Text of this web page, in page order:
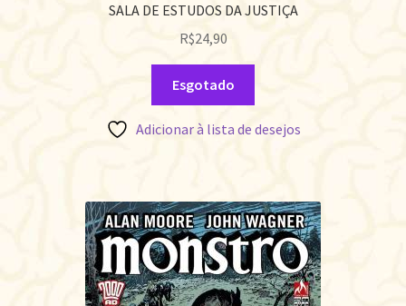
SALA DE ESTUDOS DA JUSTIÇA
R$24,90
Esgotado
Adicionar à lista de desejos